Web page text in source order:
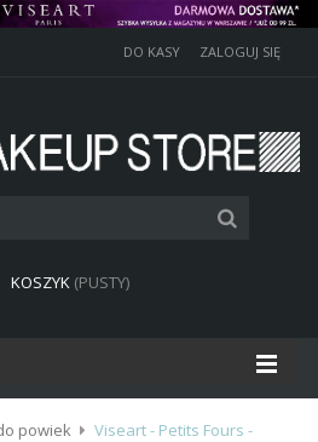
DO KASY ZALOGUJ SIĘ
KOSZYK (PUSTY)
powiek
Viseart - Petits Fours -